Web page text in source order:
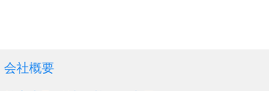
会社概要